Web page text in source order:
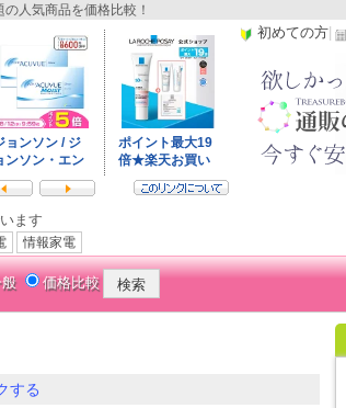
人気商品を価格比較！
初めての方
ます
情報家電
価格比較
する